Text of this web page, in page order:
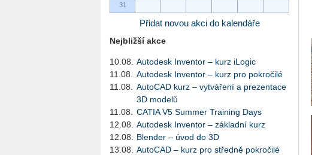
31
Přidat novou akci do kalendáře
Nejbližší akce
10.08.
Autodesk Inventor – kurz iLogic
11.08.
Autodesk Inventor – kurz pro pokročilé
11.08.
AutoCAD kurz – vytváření a prezentace
3D modelů
11.08.
CATIA V5 Summer Training Days
12.08.
Autodesk Inventor – základní kurz
12.08.
Blender – úvod do 3D
13.08.
AutoCAD – kurz pro středně pokročilé